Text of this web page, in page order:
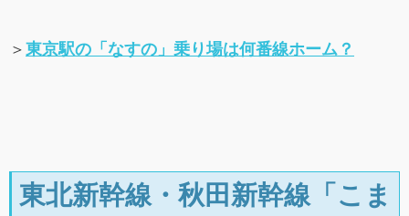
＞ 東京駅の「なすの」乗り場は何番線ホーム？
東北新幹線・秋田新幹線「こま